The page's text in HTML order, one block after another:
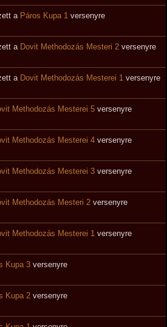
a Páros Kupa 1 versenyre
a Dovit Methodozás Mesteri 2 versenyre
a Dovit Methodozás Mesterei 1 versenyre
Methodozás Mesterei 5 versenyre
Methodozás Mesterei 4 versenyre
Methodozás Mesterei 3 versenyre
Methodozás Mesteri 2 versenyre
Methodozás Mesterei 1 versenyre
Kupa 3 versenyre
Kupa 2 versenyre